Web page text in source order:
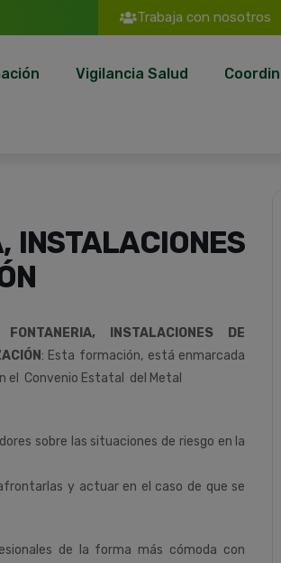
Trabaja con nosotros
Vigilancia Salud
INSTALACIONES
INSTALACIONES DE
: Esta formación, está enmarcada
el Convenio Estatal del Metal
sobre las situaciones de riesgo en la
y actuar en el caso de que se
de la forma más cómoda con